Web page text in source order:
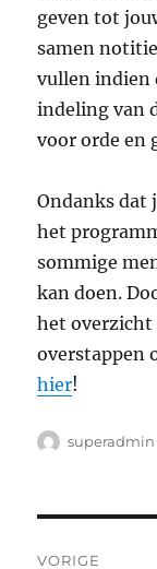
geven tot
samen
vullen indien
indeling van
voor orde en
Ondanks dat
het
sommige
kan doen.
het overzicht
overstappen
hier!
Auteur
superadmin
VORIGE